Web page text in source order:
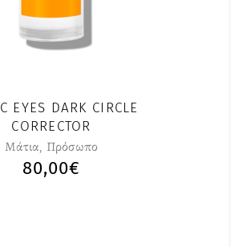
EYES DARK CIRCLE
CORRECTOR
Μάτια, Πρόσωπο
80,00€